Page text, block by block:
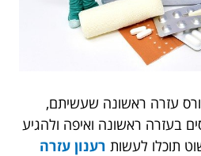
עזרה ראשונה שעשיתם,
בעזרה ראשונה ואיפה ולהגיע
תוכלו לעשות רענון עזרה